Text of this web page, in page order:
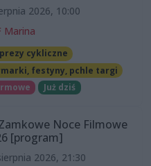
2026, 10:00
Marina
cykliczne
festyny, pchle targi
Już dziś
Noce Filmowe
[program]
2026, 21:30